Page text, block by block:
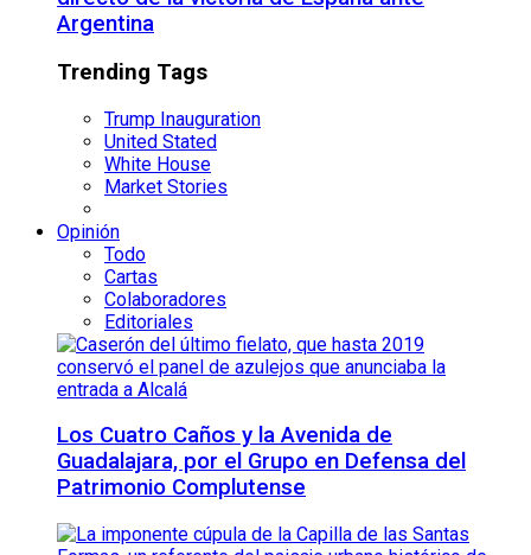
Argentina
Trending Tags
Trump Inauguration
United Stated
White House
Market Stories
Opinión
Todo
Cartas
Colaboradores
Editoriales
Los Cuatro Caños y la Avenida de
Guadalajara, por el Grupo en Defensa del
Patrimonio Complutense